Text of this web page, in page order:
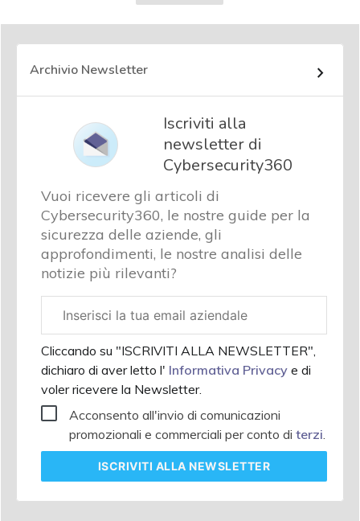
Archivio Newsletter
Iscriviti alla
newsletter di
Cybersecurity360
Vuoi ricevere gli articoli di
Cybersecurity360, le nostre guide per la
sicurezza delle aziende, gli
approfondimenti, le nostre analisi delle
notizie più rilevanti?
aziendale
Cliccando su "ISCRIVITI ALLA NEWSLETTER",
dichiaro di aver letto l' Informativa Privacy e di
voler ricevere la Newsletter.
Acconsento all'invio di comunicazioni
promozionali e commerciali per conto di terzi.
ISCRIVITI ALLA NEWSLETTER